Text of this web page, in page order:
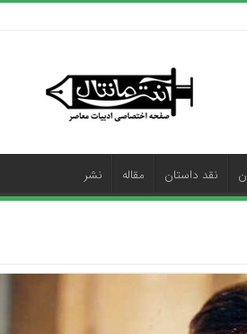
نقد داستان مقاله نشر